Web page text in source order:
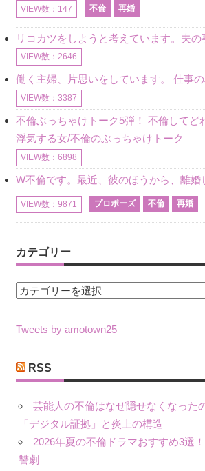
VIEW数：147 不倫 再婚
VIEW数：2646
VIEW数：3387
浮気する女/不倫のぶっちゃけトーク
VIEW数：6898
VIEW数：9871 プロポーズ 不倫 再婚
カテゴリー
カ
ゴ
ー
Tweets by amotown25
RSS
芸能人の不倫はなぜ隠せなくなった
「デジタル証拠」と炎上の構造
2026年夏の不倫ドラマおすすめ3選
讐劇